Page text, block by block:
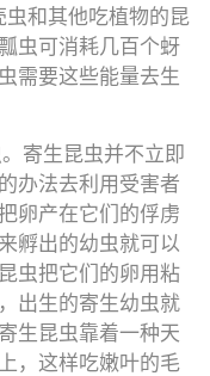
虫和其他吃植物的昆
虫可消耗几百个蚜
需要这些能量去生
寄生昆虫并不立即
办法去利用受害者
卵产在它们的俘虏
孵出的幼虫就可以
虫把它们的卵用粘
出生的寄生幼虫就
生昆虫靠着一种天
，这样吃嫩叶的毛